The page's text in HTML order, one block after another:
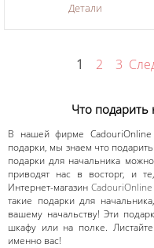
Детали
1 2 3
Что подарить
В нашей фирме
подарки, мы знаем что
подарки для начальника
приводят нас в восторг, и
Интернет-магазин CadouriOnline
такие подарки для
вашему начальству! Эти
шкафу или на полке.
именно вас!